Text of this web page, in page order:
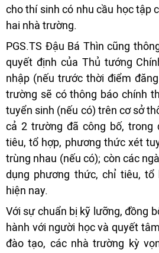
cho thí sinh có nhu cầu học tập
hai nhà trường.
PGS.TS Đậu Bá Thìn cũng
quyết định của Thủ tướng
nhập (nếu trước thời điểm
trường sẽ có thông báo chính
tuyển sinh (nếu có) trên cơ sở
cả 2 trường đã công bố, trong
tiêu, tổ hợp, phương thức xét
trùng nhau (nếu có); còn các
dụng phương thức, chỉ tiêu,
hiện nay.
Với sự chuẩn bị kỹ lưỡng, đồng
hành với người học và quyết
đào tạo, các nhà trường kỳ